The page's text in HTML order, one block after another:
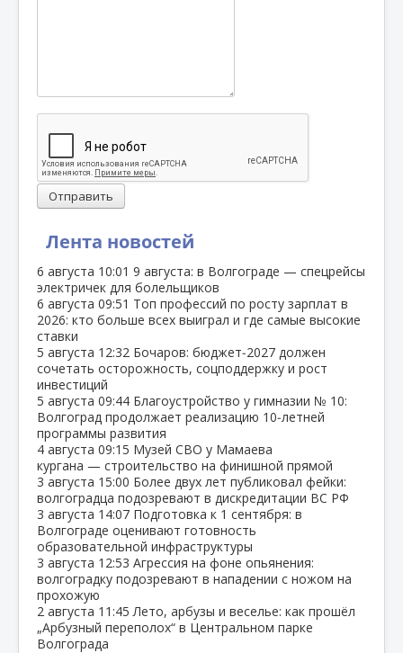
Лента новостей
6 августа 10:01 9 августа: в Волгограде — спецрейсы
электричек для болельщиков
6 августа 09:51 Топ профессий по росту зарплат в
2026: кто больше всех выиграл и где самые высокие
ставки
5 августа 12:32 Бочаров: бюджет‑2027 должен
сочетать осторожность, соцподдержку и рост
инвестиций
5 августа 09:44 Благоустройство у гимназии № 10:
Волгоград продолжает реализацию 10‑летней
программы развития
4 августа 09:15 Музей СВО у Мамаева
кургана — строительство на финишной прямой
3 августа 15:00 Более двух лет публиковал фейки:
волгоградца подозревают в дискредитации ВС РФ
3 августа 14:07 Подготовка к 1 сентября: в
Волгограде оценивают готовность
образовательной инфраструктуры
3 августа 12:53 Агрессия на фоне опьянения:
волгоградку подозревают в нападении с ножом на
прохожую
2 августа 11:45 Лето, арбузы и веселье: как прошёл
„Арбузный переполох“ в Центральном парке
Волгограда
Отправить